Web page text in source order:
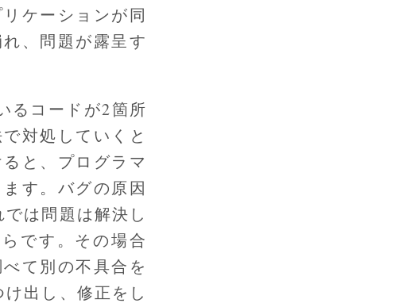
ケーションが同
、問題が露呈す
るコードが2箇所
対処していくと
と、プログラマ
す。バグの原因
は問題は解決し
です。その場合
て別の不具合を
出し、修正をし